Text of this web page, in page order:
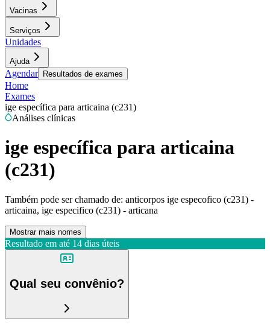
Vacinas
Serviços
Unidades
Ajuda
Agendar Resultados de exames
Home
Exames
ige específica para articaina (c231)
Análises clínicas
ige específica para articaina
(c231)
Também pode ser chamado de: anticorpos ige especofico (c231) -
articaina, ige especifico (c231) - articana
Mostrar mais nomes
Resultado em até 14 dias úteis
Qual seu convênio?